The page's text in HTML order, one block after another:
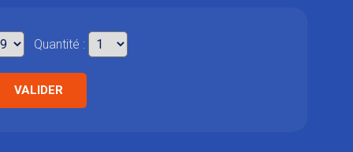
Quantité :
VALIDER